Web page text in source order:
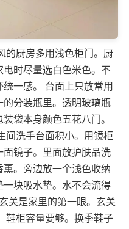
的厨房多用浅色柜门。厨
时尽量选白色米色。不
一感。 台面上只放常用
分装瓶里。透明玻璃瓶
袋本身颜色五花八门。
间洗手台面积小。用镜柜
镜子。里面放护肤品洗
。旁边放一个浅色收纳
块吸水垫。水不会流得
玄关是家里的第一眼。玄关
鞋柜容量要够。换季鞋子